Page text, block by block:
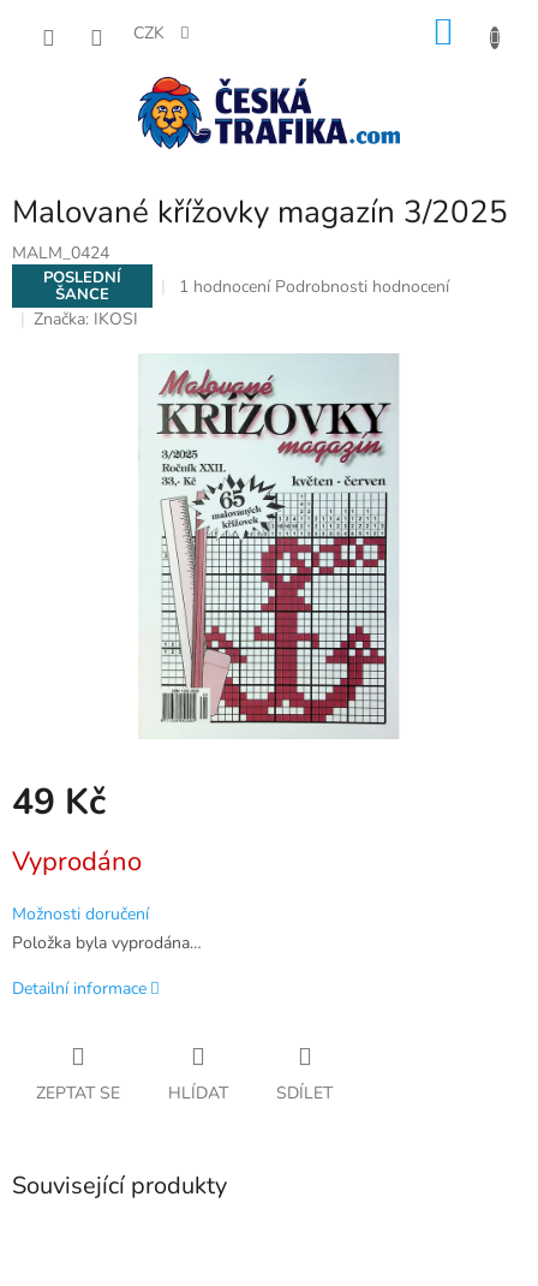
CZK
Malované křížovky magazín 3/2025
MALM_0424
POSLEDNÍ
ŠANCE
Průměrné
je
5,0
z
5
hvězdiček.
1 hodnocení Podrobnosti hodnocení
Značka: IKOSI
49 Kč
cena:
Vyprodáno
Možnosti doručení
Položka byla vyprodána…
Detailní informace
ZEPTAT SE HLÍDAT SDÍLET
Související produkty